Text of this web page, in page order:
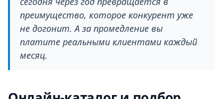
преимущество, которое конкурент уже
не догонит. А за промедление вы
платите реальными клиентами каждый
месяц.